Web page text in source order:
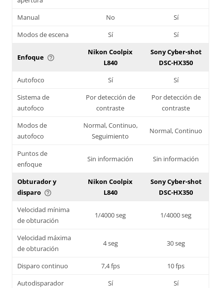
Manual
No
Sí
Modos de escena
Sí Sí
Enfoque help_outline
Nikon Coolpix
L840
Sony Cyber-shot
DSC-HX350
Autofoco
Sí
Sí
Sistema de
autofoco
Por detección de
contraste
Por detección de
contraste
Modos de
autofoco
Normal, Continuo,
Seguimiento
Normal, Continuo
Puntos de
enfoque
Sin información Sin información
Obturador y
disparo help_outline
Nikon Coolpix
L840
Sony Cyber-shot
DSC-HX350
Velocidad mínima
de obturación
1/4000 seg 1/4000 seg
Velocidad máxima
de obturación
4 seg 30 seg
Disparo continuo 7,4 fps
10 fps
Autodisparador
Sí
Sí